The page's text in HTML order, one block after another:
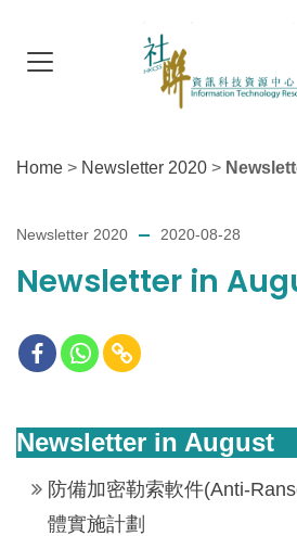
Home > Newsletter 2020 >
Newsletter 2020 2020-08-28
Newsletter in
Newsletter in August
防備加密勒索軟件(Anti-
體實施計劃